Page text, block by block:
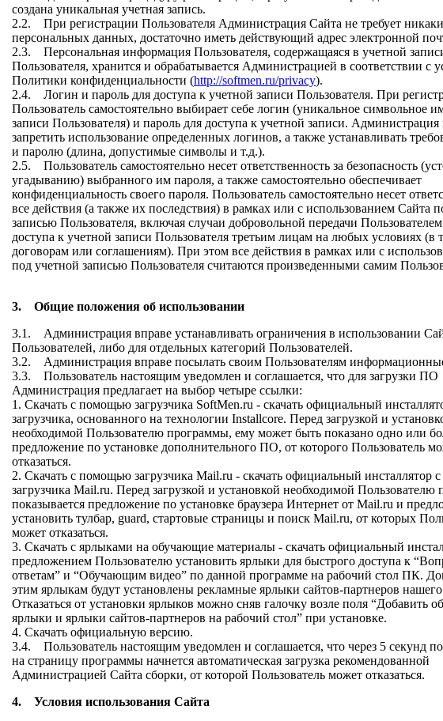
создана уникальная учетная запись.
2.2. При регистрации Пользователя Администрация Сайта не требует
персональных данных, достаточно иметь действующий адрес электронной
2.3. Персональная информация Пользователя, содержащаяся в учетной
Пользователя, хранится и обрабатывается Администрацией в соответствии с
Политики конфиденциальности (http://softmen.ru/privacy).
2.4. Логин и пароль для доступа к учетной записи Пользователя. При
Пользователь самостоятельно выбирает себе логин (уникальное символьное
записи Пользователя) и пароль для доступа к учетной записи. Администрация
запретить использование определенных логинов, а также устанавливать
и паролю (длина, допустимые символы и т.д.).
2.5. Пользователь самостоятельно несет ответственность за безопасность
угадыванию) выбранного им пароля, а также самостоятельно обеспечивает
конфиденциальность своего пароля. Пользователь самостоятельно несет
все действия (а также их последствия) в рамках или с использованием Сайта
записью Пользователя, включая случаи добровольной передачи
доступа к учетной записи Пользователя третьим лицам на любых условиях (в
договорам или соглашениям). При этом все действия в рамках или с
под учетной записью Пользователя считаются произведенными самим
3. Общие положения об использовании
3.1. Администрация вправе устанавливать ограничения в использовании
Пользователей, либо для отдельных категорий Пользователей.
3.2. Администрация вправе посылать своим Пользователям
3.3. Пользователь настоящим уведомлен и соглашается, что для загрузки ПО
Администрация предлагает на выбор четыре ссылки:
1. Скачать с помощью загрузчика SoftMen.ru - скачать официальный
загрузчика, основанного на технологии Installcore. Перед загрузкой и
необходимой Пользователю программы, ему может быть показано одно или
предложение по установке дополнительного ПО, от которого Пользователь
отказаться.
2. Скачать с помощью загрузчика Mail.ru - скачать официальный инсталлятор
загрузчика Mail.ru. Перед загрузкой и установкой необходимой Пользователю
показывается предложение по установке браузера Интернет от Mail.ru и
установить тулбар, guard, стартовые страницы и поиск Mail.ru, от которых
может отказаться.
3. Скачать с ярлыками на обучающие материалы - скачать официальный
предложением Пользователю установить ярлыки для быстрого доступа к
ответам” и “Обучающим видео” по данной программе на рабочий стол ПК.
этим ярлыкам будут установлены рекламные ярлыки сайтов-партнеров нашего
Отказаться от установки ярлыков можно сняв галочку возле поля “Добавить
ярлыки и ярлыки сайтов-партнеров на рабочий стол” при установке.
4. Скачать официальную версию.
3.4. Пользователь настоящим уведомлен и соглашается, что через 5 секунд
на страницу программы начнется автоматическая загрузка рекомендованной
Администрацией Сайта сборки, от которой Пользователь может отказаться.
4. Условия использования Сайта